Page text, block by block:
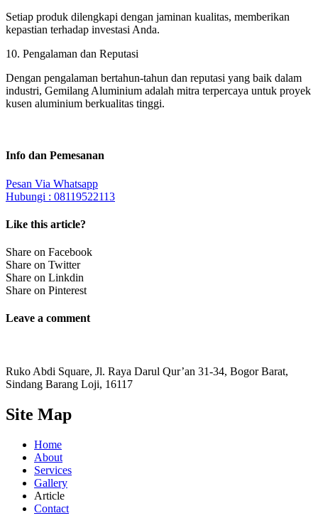
Setiap produk dilengkapi dengan jaminan kualitas, memberikan
kepastian terhadap investasi Anda.
10. Pengalaman dan Reputasi
Dengan pengalaman bertahun-tahun dan reputasi yang baik dalam
industri, Gemilang Aluminium adalah mitra terpercaya untuk proyek
kusen aluminium berkualitas tinggi.
Info dan Pemesanan
Pesan Via Whatsapp
Hubungi : 08119522113
Like this article?
Share on Facebook
Share on Twitter
Share on Linkdin
Share on Pinterest
Leave a comment
Ruko Abdi Square, Jl. Raya Darul Qur’an 31-34, Bogor Barat,
Sindang Barang Loji, 16117
Site Map
Home
About
Services
Gallery
Article
Contact